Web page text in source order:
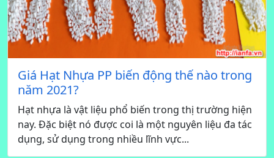
Giá Hạt Nhựa PP biến động thế nào trong
năm 2021?
Hạt nhựa là vật liệu phổ biến trong thị trường hiện
nay. Đặc biệt nó được coi là một nguyên liệu đa tác
dụng, sử dụng trong nhiều lĩnh vực...